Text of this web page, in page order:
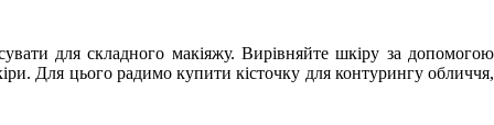
для складного макіяжу. Вирівняйте шкіру за допомогою
Для цього радимо купити кісточку для контурингу обличчя,